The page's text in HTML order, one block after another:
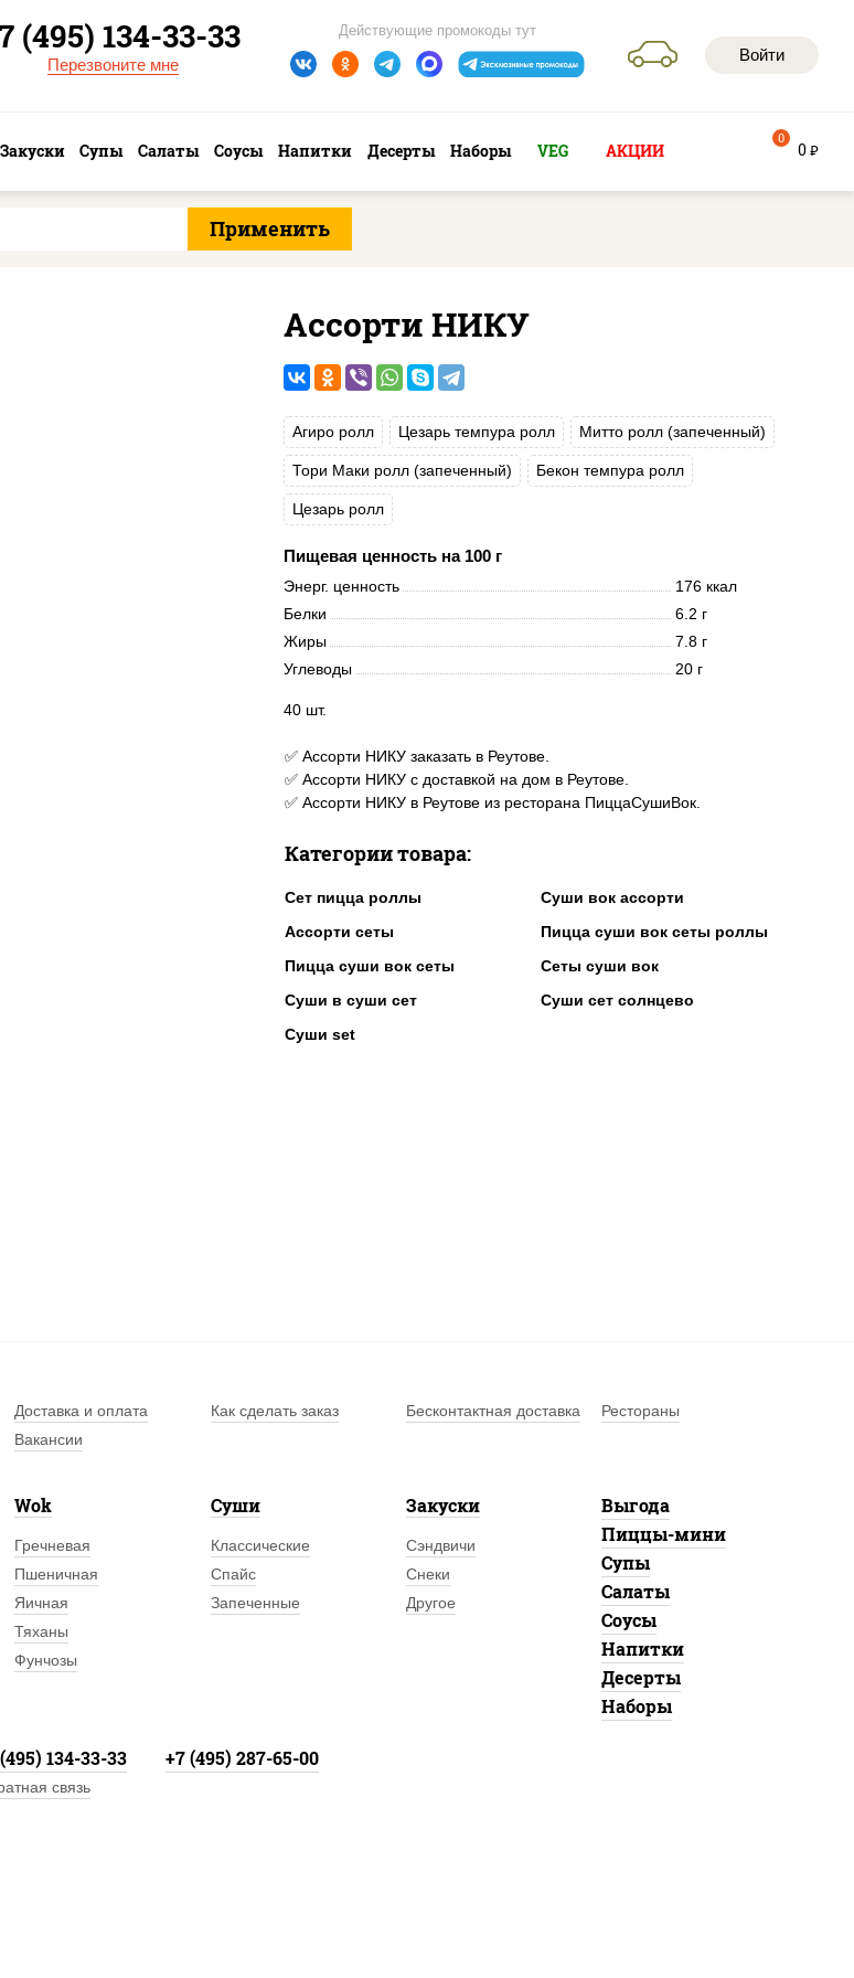
Войти
Действующие промокоды тут
(495) 134-33-33
Перезвоните мне
Закуски Супы Салаты Соусы Напитки Десерты Наборы VEG АКЦИИ 0 руб
0
Ассорти НИКУ
Агиро ролл Цезарь темпура ролл Митто ролл (запеченный)
Тори Маки ролл (запеченный) Бекон темпура ролл
Цезарь ролл
Пищевая ценность на 100 г
Энерг. ценность
176 ккал
Белки
6.2 г
Жиры
7.8 г
Углеводы
20 г
40 шт.
✅ Ассорти НИКУ заказать в Реутове.
✅ Ассорти НИКУ с доставкой на дом в Реутове.
✅ Ассорти НИКУ в Реутове из ресторана ПиццаСушиВок.
Категории товара:
Сет пицца роллы
Суши вок ассорти
Ассорти сеты
Пицца суши вок сеты роллы
Пицца суши вок сеты
Сеты суши вок
Суши в суши сет
Суши сет солнцево
Суши set
Доставка и оплата Как сделать заказ Бесконтактная доставка
Рестораны
Вакансии
Wok
Гречневая
Пшеничная
Яичная
Тяханы
Фунчозы
Суши
Классические
Спайс
Запеченные
Закуски
Сэндвичи
Снеки
Другое
Выгода
Пиццы-мини
Супы
Салаты
Соусы
Напитки
Десерты
Наборы
134-33-33 +7 (495) 287-65-00
связь